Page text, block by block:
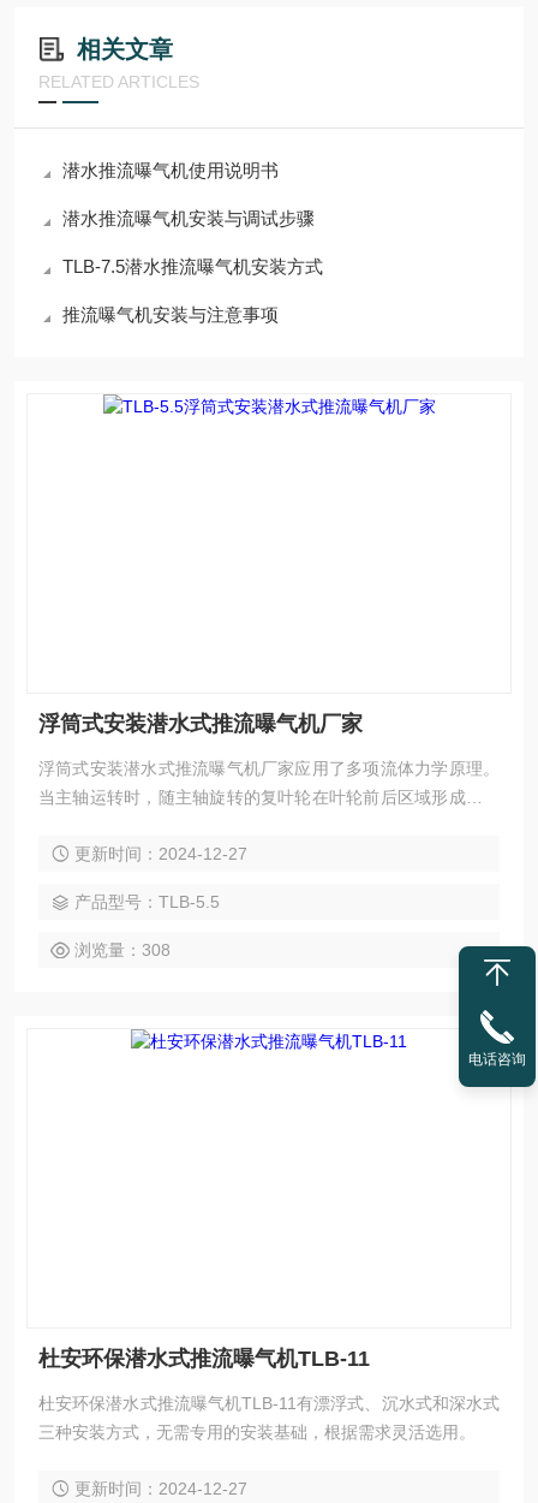
相关文章
RELATED ARTICLES
潜水推流曝气机使用说明书
潜水推流曝气机安装与调试步骤
TLB-7.5潜水推流曝气机安装方式
推流曝气机安装与注意事项
浮筒式安装潜水式推流曝气机厂家
浮筒式安装潜水式推流曝气机厂家应用了多项流体力学原理。
当主轴运转时，随主轴旋转的复叶轮在叶轮前后区域形成了一
高速旋转的液体强烈剪切、粉碎、乳化，气泡直径迅速减小，
合成
更新时间：2024-12-27
产品型号：TLB-5.5
浏览量：308
杜安环保潜水式推流曝气机TLB-11
杜安环保潜水式推流曝气机TLB-11有漂浮式、沉水式和深水式
三种安装方式，无需专用的安装基础，根据需求灵活选用。
更新时间：2024-12-27
电话咨询